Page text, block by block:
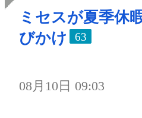
ミセスが夏季休
びかけ
63
08月10日 09:03